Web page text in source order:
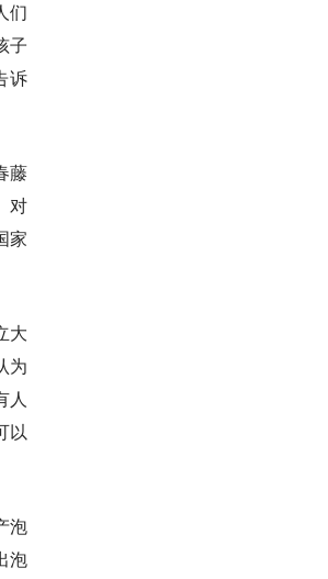
们
子
诉
藤
对
家
大
为
人
以
泡
泡